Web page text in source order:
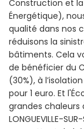
Construction et la
Énergétique),
qualité dans nos
réduisons la
bâtiments. Cela
de bénéficier du
(30%), à
pour 1 euro. Et
grandes chaleurs
LONGUEVILLE-